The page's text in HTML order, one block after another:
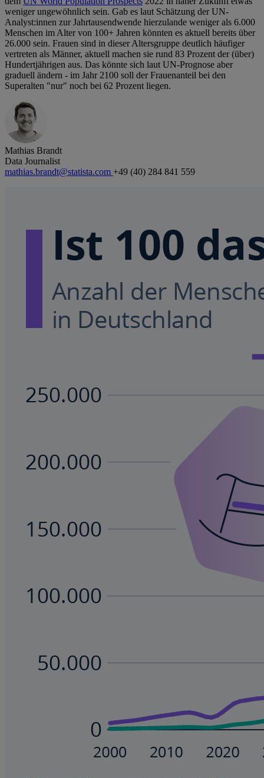
weniger ungewöhnlich sein. Gab es laut Schätzung der UN-
Analyst:innen zur Jahrtausendwende hierzulande weniger als 6.000
Menschen im Alter von 100+ Jahren könnten es aktuell bereits über
26.000 sein. Frauen sind in dieser Altersgruppe deutlich häufiger
vertreten als Männer, aktuell machen sie rund 83 Prozent der (über)
Hundertjährigen aus. Das könnte sich laut UN-Prognose aber
graduell ändern - im Jahr 2100 soll der Frauenanteil bei den
Superalten "nur" noch bei 62 Prozent liegen.
Mathias Brandt
Data Journalist
mathias.brandt@statista.com +49 (40) 284 841 559